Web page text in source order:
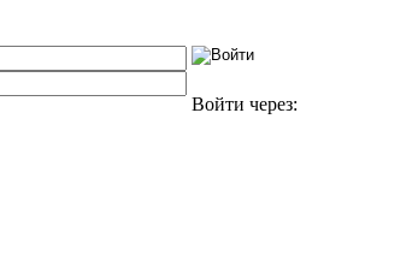
Войти через: